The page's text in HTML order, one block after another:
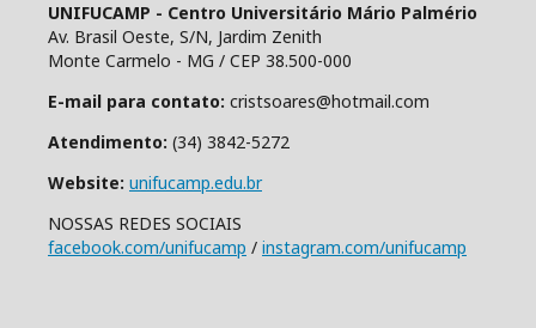
UNIFUCAMP - Centro Universitário Mário Palmério
Av. Brasil Oeste, S/N, Jardim Zenith
Monte Carmelo - MG / CEP 38.500-000
E-mail para contato: cristsoares@hotmail.com
Atendimento: (34) 3842-5272
Website: unifucamp.edu.br
NOSSAS REDES SOCIAIS
facebook.com/unifucamp / instagram.com/unifucamp